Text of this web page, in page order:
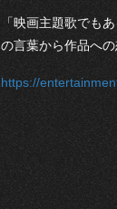
「映画主題歌でも
の言葉から作品へ
https://